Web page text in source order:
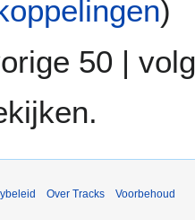
)
50 |
Over Tracks Voorbehoud